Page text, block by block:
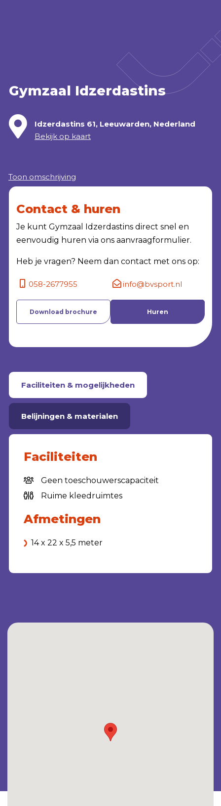
Gymzaal Idzerdastins
Idzerdastins 61, Leeuwarden, Nederland
Bekijk op kaart
Toon omschrijving
Contact & huren
Je kunt Gymzaal Idzerdastins direct snel en
eenvoudig huren via ons aanvraagformulier.
Heb je vragen? Neem dan contact met ons op:
058-2677955 info@bvsport.nl
Download brochure Huren
Faciliteiten & mogelijkheden
Belijningen & materialen
Faciliteiten
Geen toeschouwerscapaciteit
Ruime kleedruimtes
Afmetingen
14 x 22 x 5,5 meter